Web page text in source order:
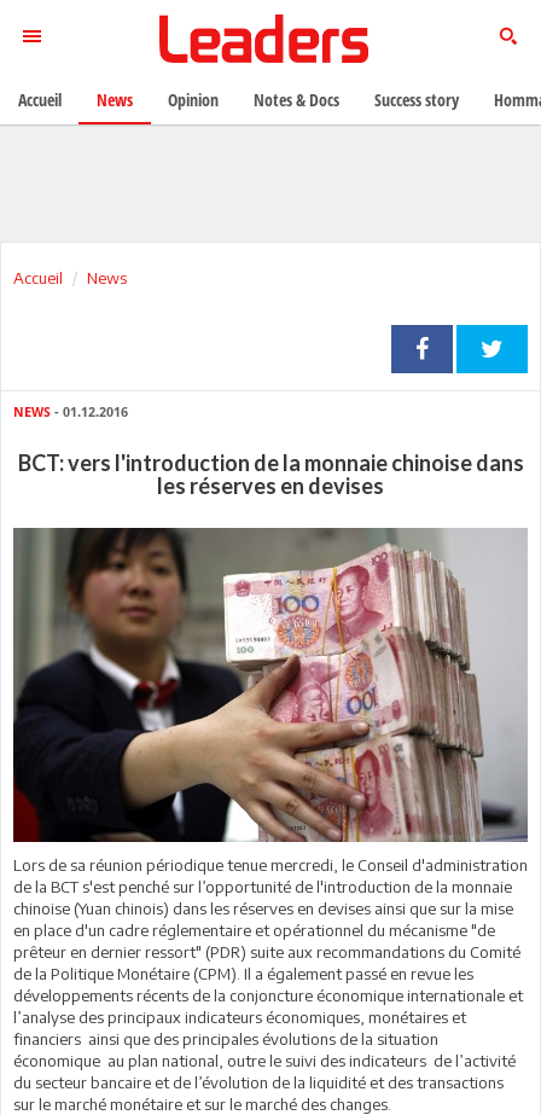
Accueil News
NEWS - 01.12.2016
BCT: vers l'introduction de la monnaie chinoise dans
les réserves en devises
Lors de sa réunion périodique tenue mercredi, le Conseil d'administration
de la BCT s'est penché sur l’opportunité de l'introduction de la monnaie
chinoise (Yuan chinois) dans les réserves en devises ainsi que sur la mise
en place d'un cadre réglementaire et opérationnel du mécanisme "de
prêteur en dernier ressort" (PDR) suite aux recommandations du Comité
de la Politique Monétaire (CPM). Il a également passé en revue les
développements récents de la conjoncture économique internationale et
l’analyse des principaux indicateurs économiques, monétaires et
financiers ainsi que des principales évolutions de la situation
économique au plan national, outre le suivi des indicateurs de l’activité
du secteur bancaire et de l’évolution de la liquidité et des transactions
sur le marché monétaire et sur le marché des changes.
Accueil News Opinion Notes & Docs Success story